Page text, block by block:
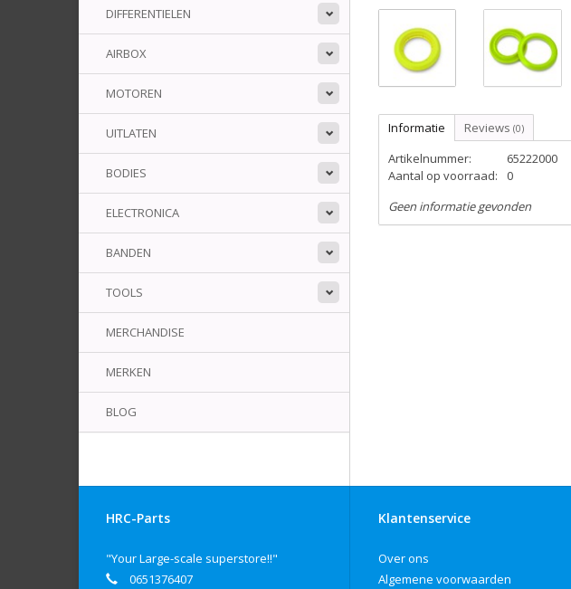
DIFFERENTIELEN
AIRBOX
MOTOREN
UITLATEN
BODIES
ELECTRONICA
BANDEN
TOOLS
MERCHANDISE
MERKEN
BLOG
Informatie Reviews (0)
Artikelnummer:
65222000
Aantal op voorraad:
0
Geen informatie gevonden
HRC-Parts
"Your Large-scale superstore!!"
0651376407
Klantenservice
Over ons
Algemene voorwaarden